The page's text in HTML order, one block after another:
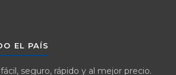
EL PAÍS
seguro, rápido y al mejor precio.